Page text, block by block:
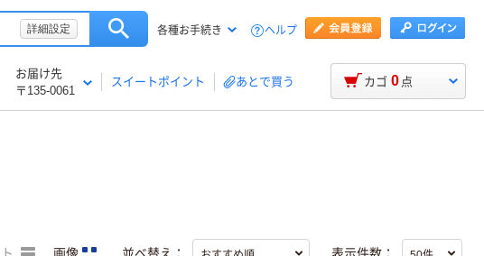
詳細設定 各種お手続き ヘルプ
お届け先
〒135-0061
スイートポイント あとで買う カゴ 0 点
画像 並べ替え： 表示件数：